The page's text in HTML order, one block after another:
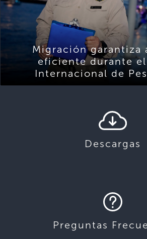
Migración garantiza
eficiente durante
Internacional de
Descargas
Preguntas